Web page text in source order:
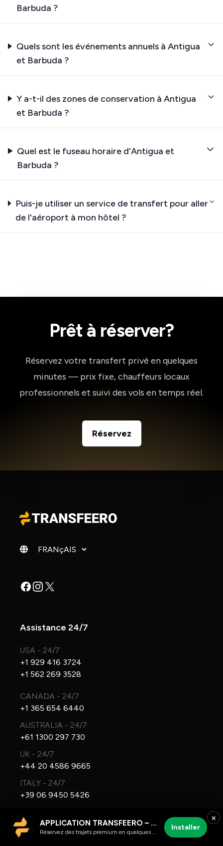
Barbuda ?
Quels sont les événements annuels à Antigua
et Barbuda ?
Y a-t-il des zones de conservation à Antigua
et Barbuda ?
Quel est le fuseau horaire d'Antigua et
Barbuda ?
Puis-je utiliser un service de transfert pour aller
de l'aéroport à mon hôtel ?
Prêt à réserver?
Réservez votre transfert privé en quelques
minutes — prix fixe, chauffeurs locaux
professionnels et suivi des vols en temps réel.
Réservez
Changer de langue
Facebook
Instagram
X
Assistance 24/7
USA - 24/7
+1 929 416 3724
+1 562 269 3528
CANADA - 24/7
+1 365 654 6440
AUSTRALIA - 24/7
+61 1300 297 730
UK - 24/7
+44 20 4586 9665
ITALY - 24/7
+39 06 9450 5426
+1 424-339-1886
×
APPLICATION TRANSFEERO – chauffeur et trajets aéroport
Réservez des trajets premium en quelques clics
Installer